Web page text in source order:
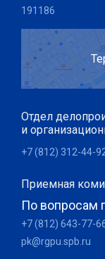
191186
Отдел
и
+7 (812) 312-44-
Приемная
По вопросам
+7 (812) 643-77-
pk@rgpu.spb.ru